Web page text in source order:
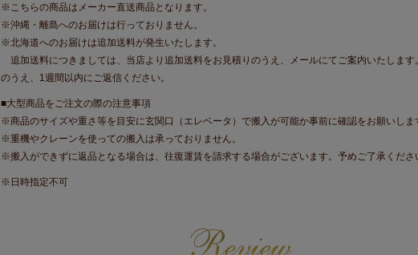
※こちらの商品はメーカー直送商品となります。
※沖縄・離島へのお届けは行っておりません。
※北海道へのお届けは追加送料が発生いたします。
追加送料につきましては、当店より追加送料をお見積りのうえ、メールにてご案内いたします
のうえ、1週間以内にご返信ください。
■大型商品をご注文の際の注意事項
※商品のサイズや重さ等を目安に玄関口（エレベータ）で搬入が可能か事前に確認をお願いしま
※重機やクレーンを使っての搬入は承っておりません。
※搬入ができずに返品となる場合は、往復運賃を請求する場合がございます。予めご了承くださ
※日時指定不可